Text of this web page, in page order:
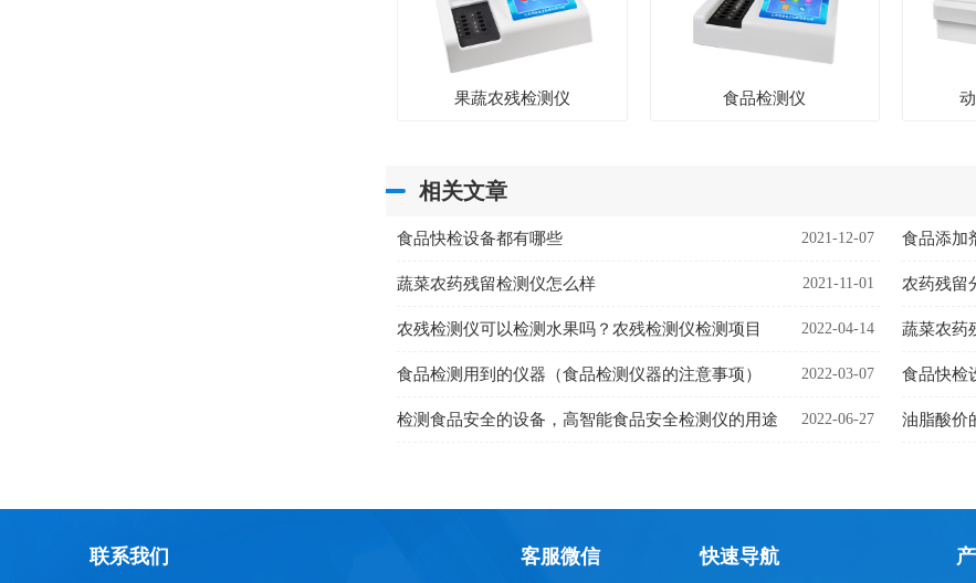
果蔬农残检测仪 食品检测仪
相关文章
食品快检设备都有哪些 2021-12-07 食品添加
蔬菜农药残留检测仪怎么样 2021-11-01 农药残留
农残检测仪可以检测水果吗？农残检测仪检测项目 2022-04-14 蔬菜农药
食品检测用到的仪器（食品检测仪器的注意事项） 2022-03-07 食品快检
检测食品安全的设备，高智能食品安全检测仪的用途 2022-06-27
联系我们 客服微信 快速导航